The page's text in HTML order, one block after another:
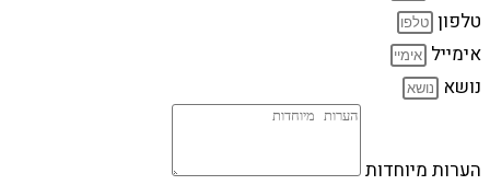
טלפון
אימייל
נושא
הערות מיוחדות